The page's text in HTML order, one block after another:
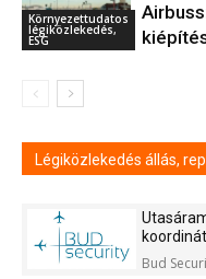
Környezettudatos
légiközlekedés,
ESG
Légiközlekedés állás,
Bud